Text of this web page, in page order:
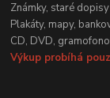
Známky, staré
Plakáty, mapy,
CD, DVD,
Výkup probíhá